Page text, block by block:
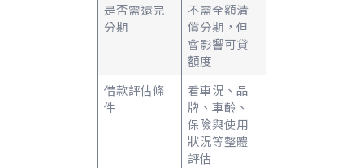
是否需還完
分期
不需全額清
償分期，但
會影響可貸
額度
借款評估條
件
看車況、品
牌、車齡、
保險與使用
狀況等整體
評估